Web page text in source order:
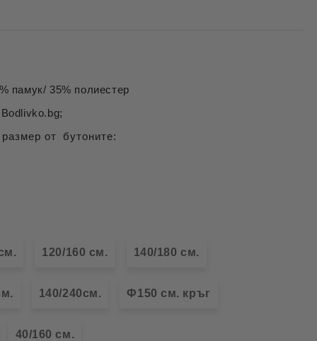
35% полиестер
от бутоните:
120/160 см. 140/180 см.
140/240см. Ф150 см. кръг
40/160 см.